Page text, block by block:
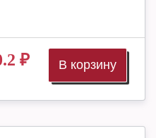
₽ В корзину